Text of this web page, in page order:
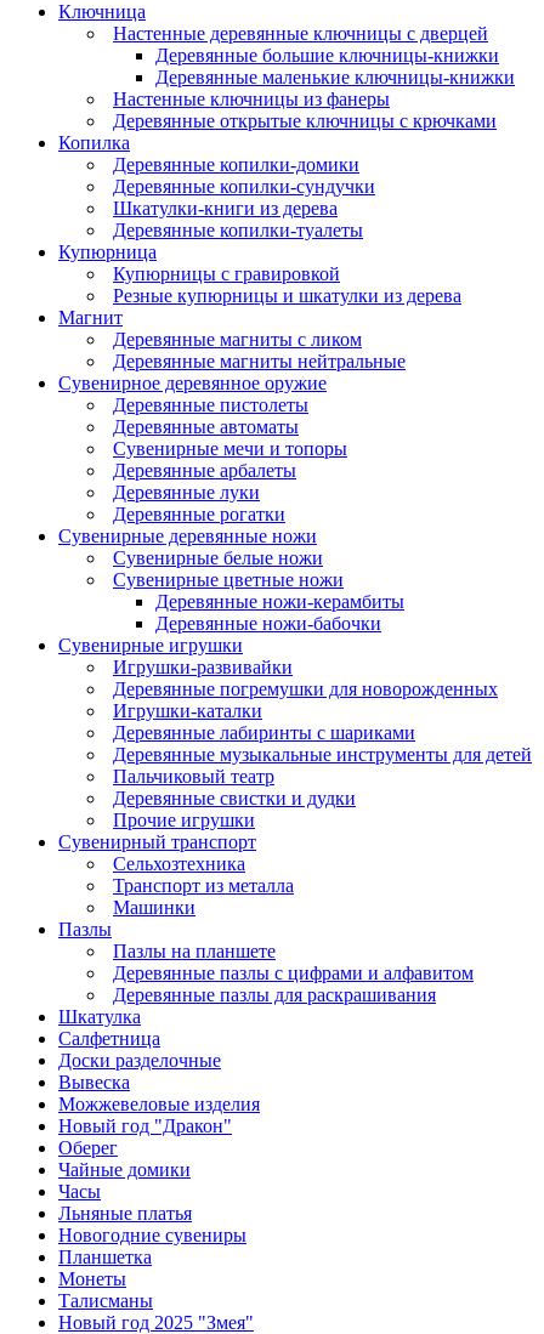
Ключница
Настенные деревянные ключницы с дверцей
Деревянные большие ключницы-книжки
Деревянные маленькие ключницы-книжки
Настенные ключницы из фанеры
Деревянные открытые ключницы с крючками
Копилка
Деревянные копилки-домики
Деревянные копилки-сундучки
Шкатулки-книги из дерева
Деревянные копилки-туалеты
Купюрница
Купюрницы с гравировкой
Резные купюрницы и шкатулки из дерева
Магнит
Деревянные магниты с ликом
Деревянные магниты нейтральные
Сувенирное деревянное оружие
Деревянные пистолеты
Деревянные автоматы
Сувенирные мечи и топоры
Деревянные арбалеты
Деревянные луки
Деревянные рогатки
Сувенирные деревянные ножи
Сувенирные белые ножи
Сувенирные цветные ножи
Деревянные ножи-керамбиты
Деревянные ножи-бабочки
Сувенирные игрушки
Игрушки-развивайки
Деревянные погремушки для новорожденных
Игрушки-каталки
Деревянные лабиринты с шариками
Деревянные музыкальные инструменты для детей
Пальчиковый театр
Деревянные свистки и дудки
Прочие игрушки
Сувенирный транспорт
Сельхозтехника
Транспорт из металла
Машинки
Пазлы
Пазлы на планшете
Деревянные пазлы с цифрами и алфавитом
Деревянные пазлы для раскрашивания
Шкатулка
Салфетница
Доски разделочные
Вывеска
Можжевеловые изделия
Новый год "Дракон"
Оберег
Чайные домики
Часы
Льняные платья
Новогодние сувениры
Планшетка
Монеты
Талисманы
Новый год 2025 "Змея"